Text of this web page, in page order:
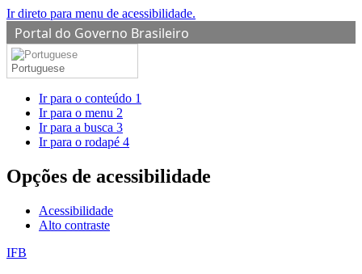
Ir direto para menu de acessibilidade.
Portal do Governo Brasileiro
Portuguese
Ir para o conteúdo 1
Ir para o menu 2
Ir para a busca 3
Ir para o rodapé 4
Opções de acessibilidade
Acessibilidade
Alto contraste
IFB